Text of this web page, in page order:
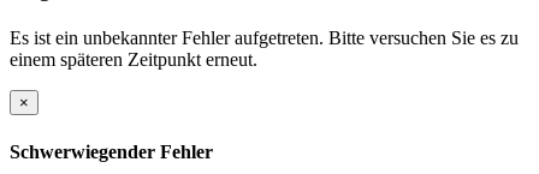
Es ist ein unbekannter Fehler aufgetreten. Bitte versuchen Sie es zu
einem späteren Zeitpunkt erneut.
×
Schwerwiegender Fehler